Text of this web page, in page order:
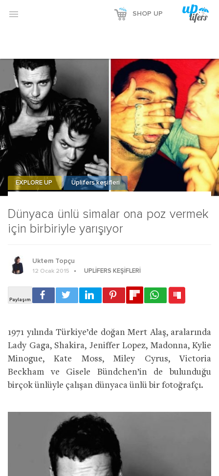
Reklamı Göster
Reklamı Gizle
 SHOP UP
Dünyaca ünlü simalar ona poz vermek
için birbiriyle yarışıyor
EXPLORE UP Uplifers keşifleri
Uktem Topçu
12 Ocak 2015 UPLIFERS KEŞIFLERI
1971 yılında Türkiye’de doğan Mert Alaş, aralarında
Lady Gaga, Shakira, Jeniffer Lopez, Madonna, Kylie
Minogue, Kate Moss, Miley Cyrus, Victoria
Beckham ve Gisele Bündchen’in de bulunduğu
birçok ünlüyle çalışan dünyaca ünlü bir fotoğrafçı.